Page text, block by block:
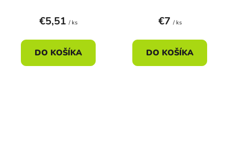
€5,51 / ks
DO KOŠÍKA
€7 / ks
DO KOŠÍKA